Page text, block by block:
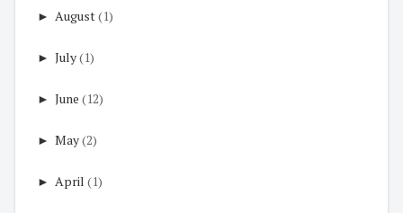
► August(1)
► July(1)
► June (12)
► May(2)
► April (1)